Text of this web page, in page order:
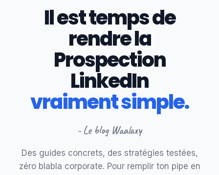
Il est temps de
rendre la
Prospection
LinkedIn
vraiment simple.
- Le blog Waalaxy
Des guides concrets, des stratégies testées,
zéro blabla corporate. Pour remplir ton pipe en